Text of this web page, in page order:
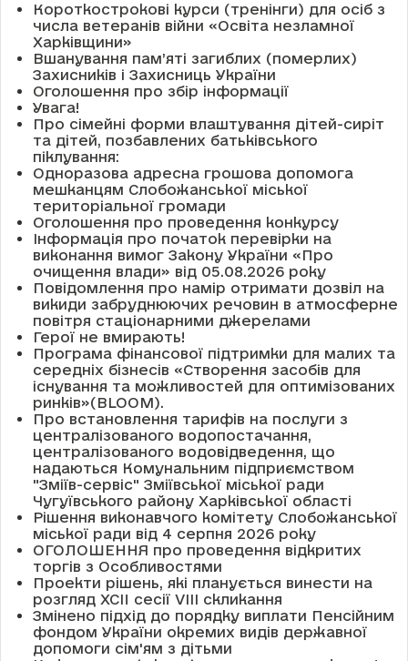
Короткострокові курси (тренінги) для осіб з
числа ветеранів війни «Освіта незламної
Харківщини»
Вшанування пам’яті загиблих (померлих)
Захисників і Захисниць України
Оголошення про збір інформації
Увага!
Про сімейні форми влаштування дітей-сиріт
та дітей, позбавлених батьківського
піклування:
Одноразова адресна грошова допомога
мешканцям Слобожанської міської
територіальної громади
Оголошення про проведення конкурсу
Інформація про початок перевірки на
виконання вимог Закону України «Про
очищення влади» від 05.08.2026 року
Повідомлення про намір отримати дозвіл на
викиди забруднюючих речовин в атмосферне
повітря стаціонарними джерелами
Герої не вмирають!
Програма фінансової підтримки для малих та
середніх бізнесів «Створення засобів для
існування та можливостей для оптимізованих
ринків»(BLOOM).
Про встановлення тарифів на послуги з
централізованого водопостачання,
централізованого водовідведення, що
надаються Комунальним підприємством
"Зміїв-сервіс" Зміївської міської ради
Чугуївського району Харківської області
Рішення виконавчого комітету Слобожанської
міської ради від 4 серпня 2026 року
ОГОЛОШЕННЯ про проведення відкритих
торгів з Особливостями
Проекти рішень, які планується винести на
розгляд XCII сесії VІІІ скликання
Змінено підхід до порядку виплати Пенсійним
фондом України окремих видів державної
допомоги сім'ям з дітьми